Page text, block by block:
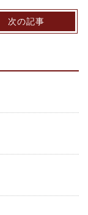
次の記事